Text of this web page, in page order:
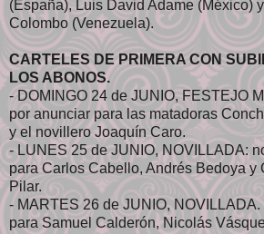
(España), Luis David Adame (México)
Colombo (Venezuela).
CARTELES DE PRIMERA CON
LOS ABONOS.
- DOMINGO 24 de JUNIO, FESTEJO
por anunciar para las matadoras
y el novillero Joaquín Caro.
- LUNES 25 de JUNIO, NOVILLADA:
para Carlos Cabello, Andrés Bedoya y
Pilar.
- MARTES 26 de JUNIO,
para Samuel Calderón, Nicolás